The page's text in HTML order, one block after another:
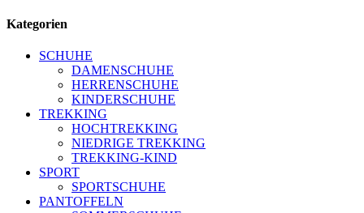
Kategorien
SCHUHE
DAMENSCHUHE
HERRENSCHUHE
KINDERSCHUHE
TREKKING
HOCHTREKKING
NIEDRIGE TREKKING
TREKKING-KIND
SPORT
SPORTSCHUHE
PANTOFFELN